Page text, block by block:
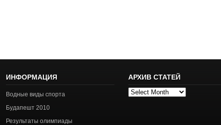
ИНФОРМАЦИЯ
Водные виды спорта
Будапешт 2010
Результаты олимпиады
АРХИВ СТАТЕЙ
Архив